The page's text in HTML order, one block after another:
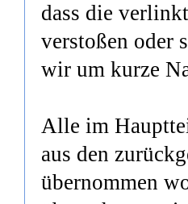
dass die
verstoßen oder
wir um kurze
Alle im
aus den
übernommen